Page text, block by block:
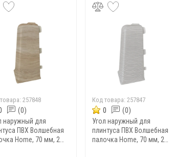
257848
(0)
наружный для
ПВХ Волшебная
Home, 70 мм, 2
Код товара:257847
0 (0)
Угол наружный для
плинтуса ПВХ Волшебная
палочка Home, 70 мм, 2